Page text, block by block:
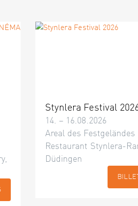
Stynlera Festival
14. – 16.08.2026
Areal des Festgeländes
Restaurant Stynlera-
Düdingen